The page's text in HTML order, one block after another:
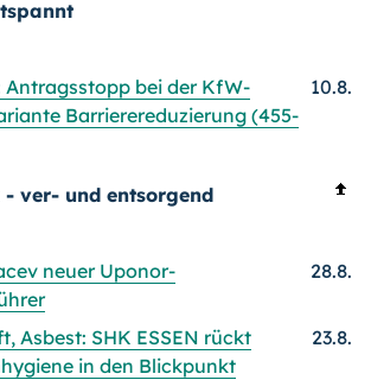
Antragsstopp bei der KfW-
Barrierereduzierung (455-
10.8.
ver- und entsorgend
neuer Uponor-
28.8.
Asbest: SHK ESSEN rückt
in den Blickpunkt
23.8.